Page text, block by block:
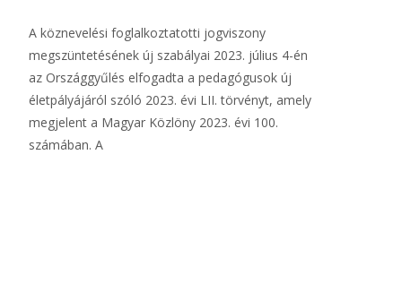
A köznevelési foglalkoztatotti jogviszony
megszüntetésének új szabályai 2023. július 4-én
az Országgyűlés elfogadta a pedagógusok új
életpályájáról szóló 2023. évi LII. törvényt, amely
megjelent a Magyar Közlöny 2023. évi 100.
számában. A